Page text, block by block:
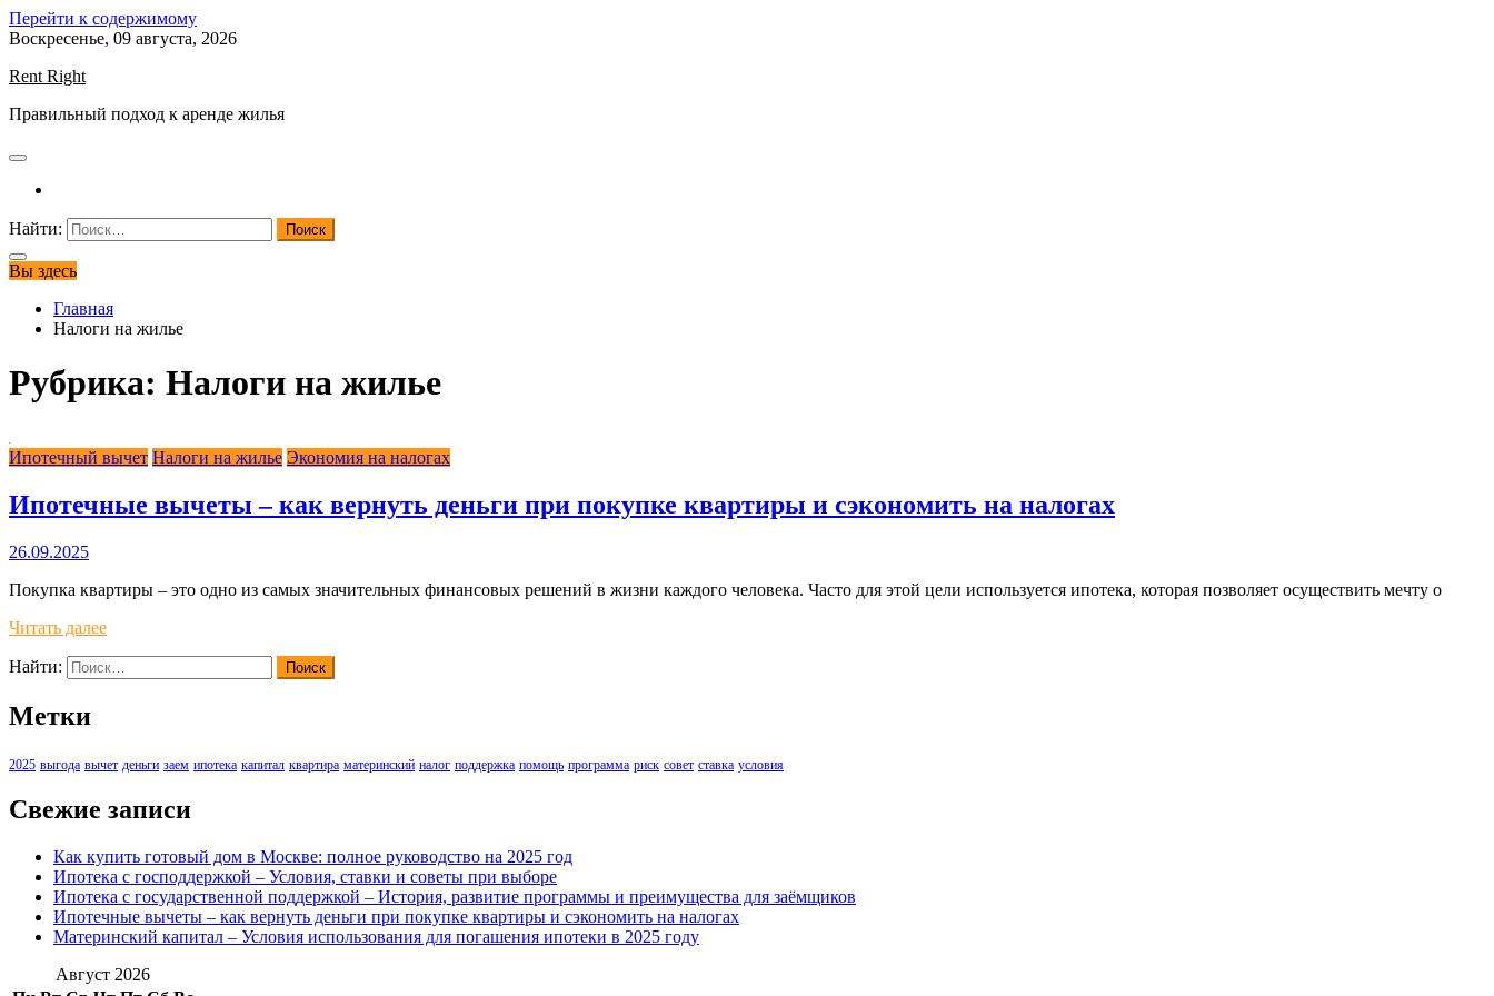
Перейти к содержимому
Воскресенье, 09 августа, 2026
Rent Right
Правильный подход к аренде жилья
Найти:
Вы здесь
Главная
Налоги на жилье
Рубрика: Налоги на жилье
Ипотечный вычет Налоги на жилье Экономия на налогах
Ипотечные вычеты – как вернуть деньги при покупке квартиры и сэкономить на налогах
26.09.2025
Покупка квартиры – это одно из самых значительных финансовых решений в жизни каждого человека. Часто для этой цели используется ипотека, которая позволяет осуществить мечту о
Читать далее
Найти:
Метки
2025 выгода вычет деньги заем ипотека капитал квартира материнский налог поддержка помощь программа риск совет ставка условия
Свежие записи
Как купить готовый дом в Москве: полное руководство на 2025 год
Ипотека с господдержкой – Условия, ставки и советы при выборе
Ипотека с государственной поддержкой – История, развитие программы и преимущества для заёмщиков
Ипотечные вычеты – как вернуть деньги при покупке квартиры и сэкономить на налогах
Материнский капитал – Условия использования для погашения ипотеки в 2025 году
Август 2026